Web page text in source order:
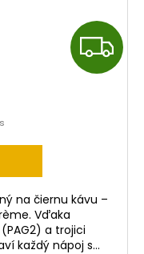
Z
na čiernu kávu –
Vďaka
a trojici
každý nápoj s...